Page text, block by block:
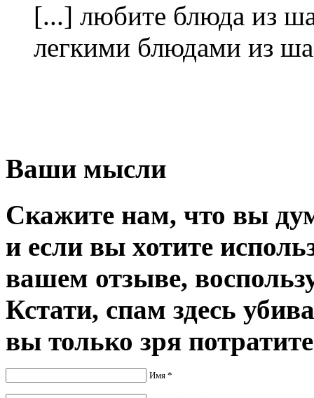
[...] любите блюда из
легкими блюдами из
Ваши мысли
Скажите нам, что вы
и если вы хотите
вашем отзыве,
Кстати, спам здесь
вы только зря
Имя *